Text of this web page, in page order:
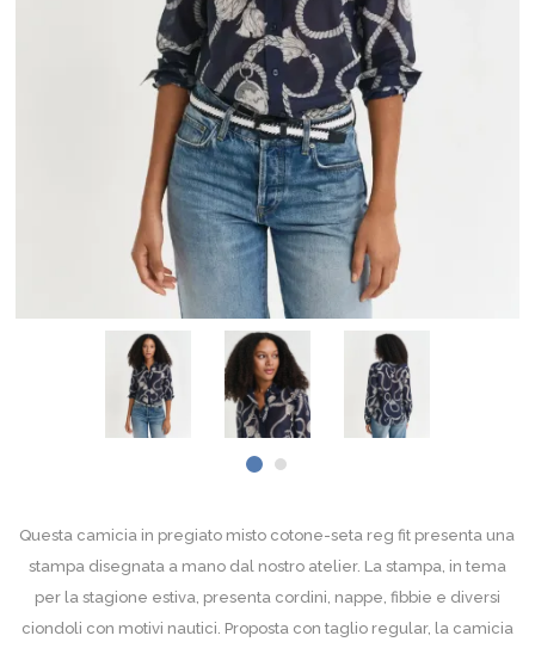
Questa camicia in pregiato misto cotone-seta reg fit presenta una
stampa disegnata a mano dal nostro atelier. La stampa, in tema
per la stagione estiva, presenta cordini, nappe, fibbie e diversi
ciondoli con motivi nautici. Proposta con taglio regular, la camicia